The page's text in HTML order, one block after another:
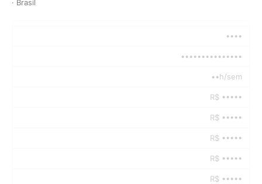
· Brasil
••••
•••••••••••••••
••h/sem
R$ •••••
R$ •••••
R$ •••••
R$ •••••
R$ •••••